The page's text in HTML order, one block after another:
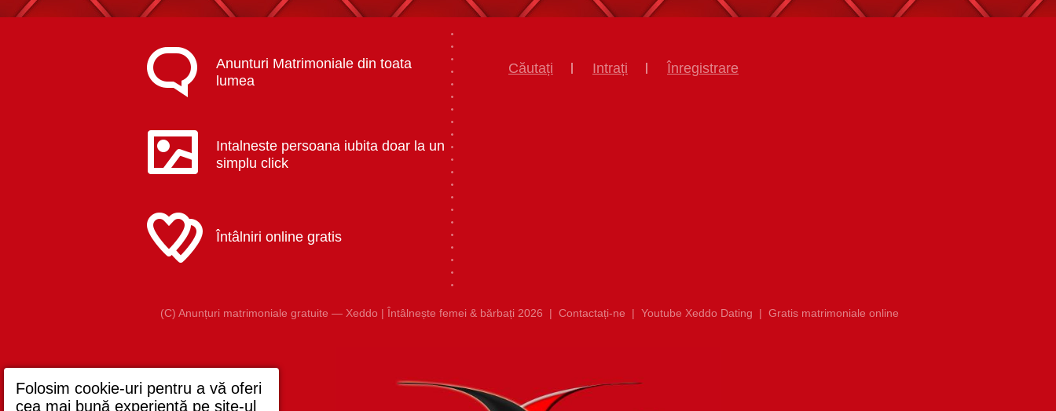
Anunturi Matrimoniale din toata
lumea
Intalneste persoana iubita doar la un
simplu click
Întâlniri online gratis
Căutați Intrați Înregistrare
(C) Anunțuri matrimoniale gratuite — Xeddo | Întâlnește femei & bărbați 2026 | Contactați-ne | Youtube Xeddo Dating | Gratis matrimoniale online
Folosim cookie-uri pentru a vă oferi
cea mai bună experiență pe site-ul